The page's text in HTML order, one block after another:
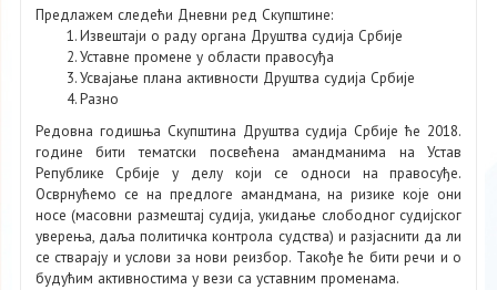
Предлажем следећи Дневни ред Скупштине:
Извештаји о раду органа Друштва судија Србије
Уставне промене у области правосуђа
Усвајање плана активности Друштва судија Србије
Разно
Редовна годишња Скупштина Друштва судија Србије ће 2018.
године бити тематски посвећена амандманима на Устав
Републике Србије у делу који се односи на правосуђе.
Осврнућемо се на предлоге амандмана, на ризике које они
носе (масовни размештај судија, укидање слободног судијског
уверења, даља политичка контрола судства) и разјаснити да ли
се стварају и услови за нови реизбор. Такође ће бити речи и о
будућим активностима у вези са уставним променама.